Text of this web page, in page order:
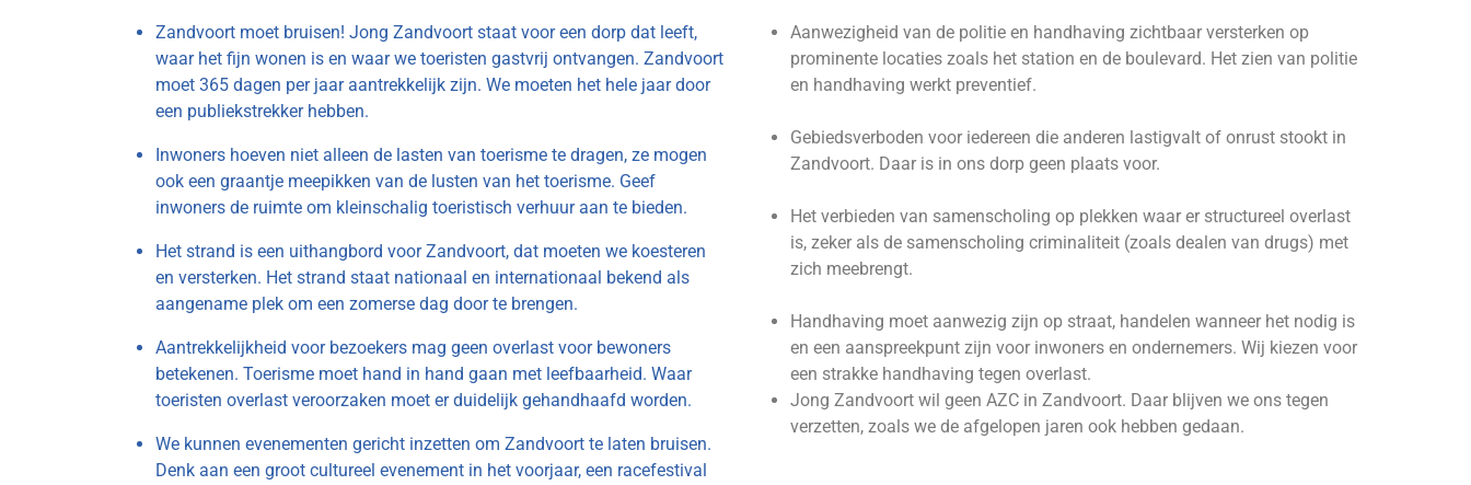
Zandvoort moet bruisen! Jong Zandvoort staat voor een dorp dat leeft,
waar het fijn wonen is en waar we toeristen gastvrij ontvangen. Zandvoort
moet 365 dagen per jaar aantrekkelijk zijn. We moeten het hele jaar door
een publiekstrekker hebben.
Inwoners hoeven niet alleen de lasten van toerisme te dragen, ze mogen
ook een graantje meepikken van de lusten van het toerisme. Geef
inwoners de ruimte om kleinschalig toeristisch verhuur aan te bieden.
Het strand is een uithangbord voor Zandvoort, dat moeten we koesteren
en versterken. Het strand staat nationaal en internationaal bekend als
aangename plek om een zomerse dag door te brengen.
Aantrekkelijkheid voor bezoekers mag geen overlast voor bewoners
betekenen. Toerisme moet hand in hand gaan met leefbaarheid. Waar
toeristen overlast veroorzaken moet er duidelijk gehandhaafd worden.
We kunnen evenementen gericht inzetten om Zandvoort te laten bruisen.
Denk aan een groot cultureel evenement in het voorjaar, een racefestival
Aanwezigheid van de politie en handhaving zichtbaar versterken op
prominente locaties zoals het station en de boulevard. Het zien van politie
en handhaving werkt preventief.
Gebiedsverboden voor iedereen die anderen lastigvalt of onrust stookt in
Zandvoort. Daar is in ons dorp geen plaats voor.
Het verbieden van samenscholing op plekken waar er structureel overlast
is, zeker als de samenscholing criminaliteit (zoals dealen van drugs) met
zich meebrengt.
Handhaving moet aanwezig zijn op straat, handelen wanneer het nodig is
en een aanspreekpunt zijn voor inwoners en ondernemers. Wij kiezen voor
een strakke handhaving tegen overlast.
Jong Zandvoort wil geen AZC in Zandvoort. Daar blijven we ons tegen
verzetten, zoals we de afgelopen jaren ook hebben gedaan.